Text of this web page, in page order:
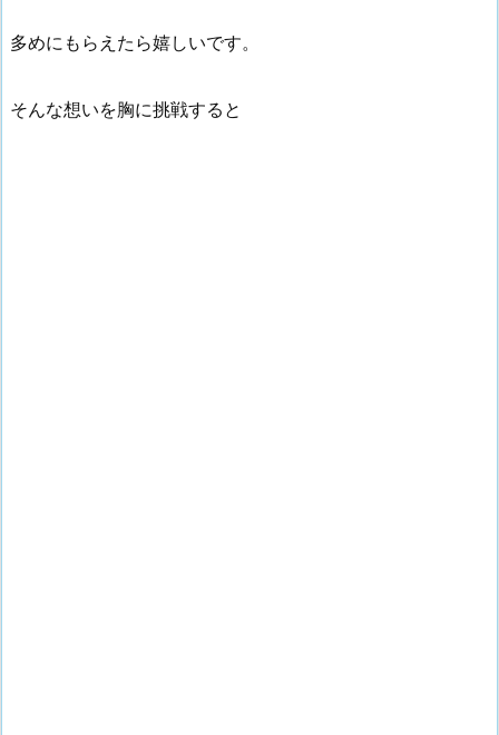
多めにもらえたら嬉しいです。
そんな想いを胸に挑戦すると